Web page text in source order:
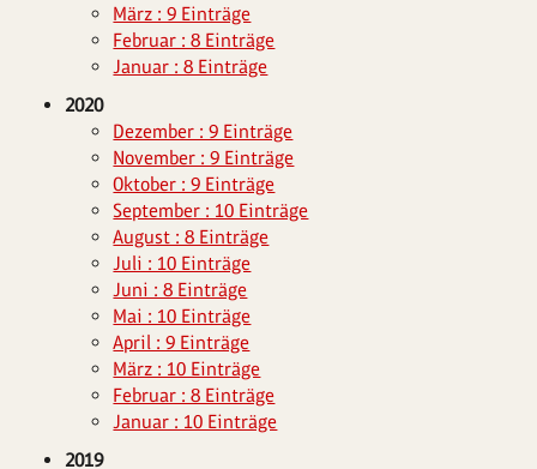
März : 9 Einträge
Februar : 8 Einträge
Januar : 8 Einträge
2020
Dezember : 9 Einträge
November : 9 Einträge
Oktober : 9 Einträge
September : 10 Einträge
August : 8 Einträge
Juli : 10 Einträge
Juni : 8 Einträge
Mai : 10 Einträge
April : 9 Einträge
März : 10 Einträge
Februar : 8 Einträge
Januar : 10 Einträge
2019